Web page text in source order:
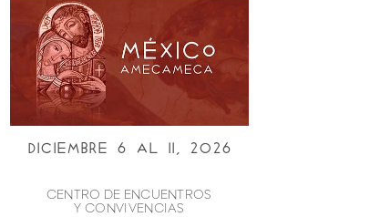
Diciembre 6 al ii, 2026
CENTRO DE ENCUENTROS
Y CONVIVENCIAS